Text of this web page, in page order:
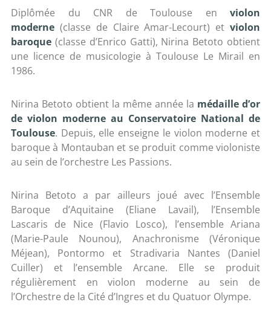
Diplômée du CNR de Toulouse en violon
moderne (classe de Claire Amar-Lecourt) et violon
baroque (classe d’Enrico Gatti), Nirina Betoto obtient
une licence de musicologie à Toulouse Le Mirail en
1986.
Nirina Betoto obtient la même année la médaille d’or
de violon moderne au Conservatoire National de
Toulouse. Depuis, elle enseigne le violon moderne et
baroque à Montauban et se produit comme violoniste
au sein de l’orchestre Les Passions.
Nirina Betoto a par ailleurs joué avec l’Ensemble
Baroque d’Aquitaine (Eliane Lavail), l’Ensemble
Lascaris de Nice (Flavio Losco), l’ensemble Ariana
(Marie-Paule Nounou), Anachronisme (Véronique
Méjean), Pontormo et Stradivaria Nantes (Daniel
Cuiller) et l’ensemble Arcane. Elle se produit
régulièrement en violon moderne au sein de
l’Orchestre de la Cité d’Ingres et du Quatuor Olympe.